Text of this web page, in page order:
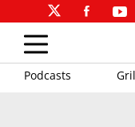
Podcasts